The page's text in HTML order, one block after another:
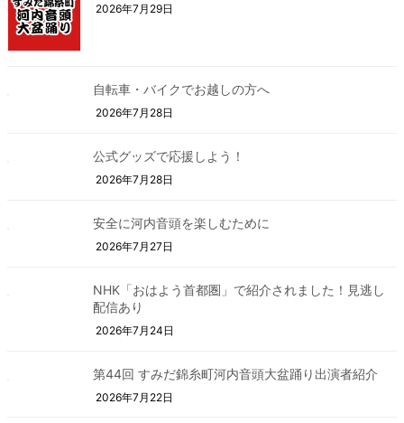
2026年7月29日
自転車・バイクでお越しの方へ
2026年7月28日
公式グッズで応援しよう！
2026年7月28日
安全に河内音頭を楽しむために
2026年7月27日
NHK「おはよう首都圏」で紹介されました！見逃し
配信あり
2026年7月24日
第44回 すみだ錦糸町河内音頭大盆踊り出演者紹介
2026年7月22日